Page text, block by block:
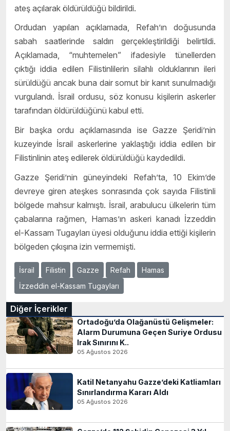
ateş açılarak öldürüldüğü bildirildi.
Ordudan yapılan açıklamada, Refah’ın doğusunda
sabah saatlerinde saldırı gerçekleştirildiği belirtildi.
Açıklamada, “muhtemelen” ifadesiyle tünellerden
çıktığı iddia edilen Filistinlilerin silahlı olduklarının ileri
sürüldüğü ancak buna dair somut bir kanıt sunulmadığı
vurgulandı. İsrail ordusu, söz konusu kişilerin askerler
tarafından öldürüldüğünü kabul etti.
Bir başka ordu açıklamasında ise Gazze Şeridi’nin
kuzeyinde İsrail askerlerine yaklaştığı iddia edilen bir
Filistinlinin ateş edilerek öldürüldüğü kaydedildi.
Gazze Şeridi’nin güneyindeki Refah’ta, 10 Ekim’de
devreye giren ateşkes sonrasında çok sayıda Filistinli
bölgede mahsur kalmıştı. İsrail, arabulucu ülkelerin tüm
çabalarına rağmen, Hamas’ın askeri kanadı İzzeddin
el-Kassam Tugayları üyesi olduğunu iddia ettiği kişilerin
bölgeden çıkışına izin vermemişti.
İsrail Filistin Gazze Refah
Hamas
İzzeddin el-Kassam Tugayları
Diğer İçerikler
Ortadoğu’da Olağanüstü Gelişmeler:
Alarm Durumuna Geçen Suriye Ordusu
Irak Sınırını K..
05 Ağustos 2026
Katil Netanyahu Gazze’deki Katliamları
Sınırlandırma Kararı Aldı
05 Ağustos 2026